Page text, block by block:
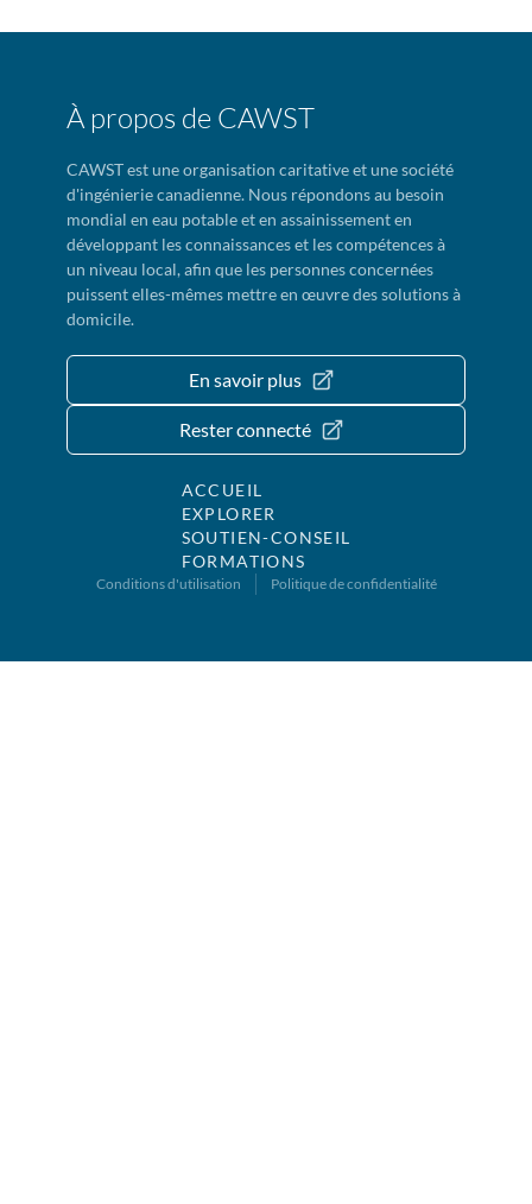
À propos de CAWST
CAWST est une organisation caritative et une société
d'ingénierie canadienne. Nous répondons au besoin
mondial en eau potable et en assainissement en
développant les connaissances et les compétences à
un niveau local, afin que les personnes concernées
puissent elles-mêmes mettre en œuvre des solutions à
domicile.
En savoir plus
Rester connecté
ACCUEIL
EXPLORER
SOUTIEN-CONSEIL
FORMATIONS
Conditions d'utilisation Politique de confidentialité